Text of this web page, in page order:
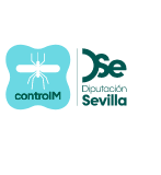
contenido